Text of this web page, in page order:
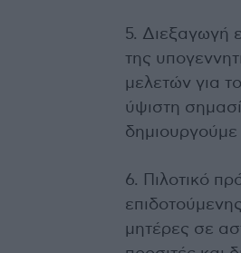
5. Διεξαγωγή
της
μελετών για
ύψιστη
δημιουργούμε
6. Πιλοτικό
μητέρες σε